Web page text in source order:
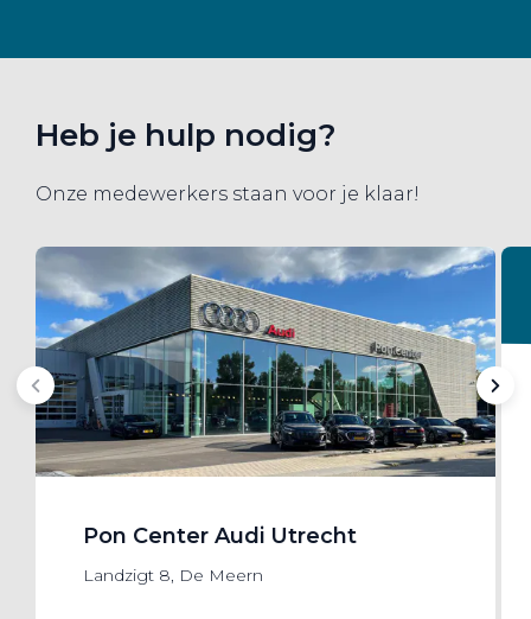
Heb je hulp nodig?
Onze medewerkers staan voor je klaar!
Pon Center Audi Utrecht
Landzigt 8, De Meern